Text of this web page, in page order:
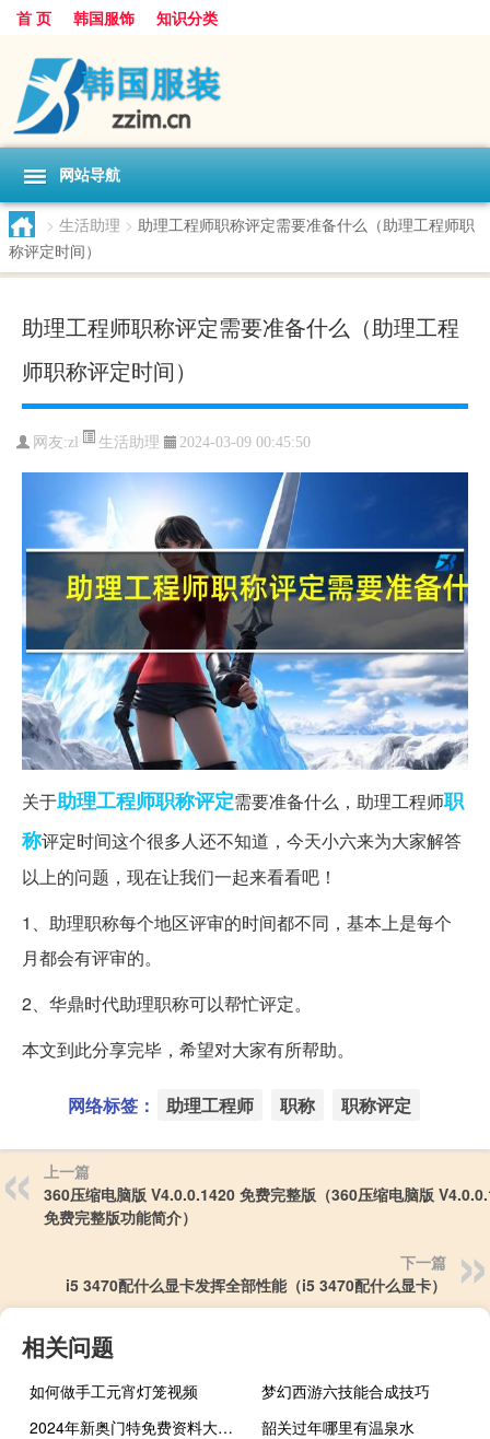
首 页 韩国服饰 知识分类
网站导航
> 生活助理 > 助理工程师职称评定需要准备什么（助理工程师职
称评定时间）
助理工程师职称评定需要准备什么（助理工程
师职称评定时间）
网友:zl 生活助理 2024-03-09 00:45:50
关于助理工程师职称评定需要准备什么，助理工程师职
称评定时间这个很多人还不知道，今天小六来为大家解答
以上的问题，现在让我们一起来看看吧！
1、助理职称每个地区评审的时间都不同，基本上是每个
月都会有评审的。
2、华鼎时代助理职称可以帮忙评定。
本文到此分享完毕，希望对大家有所帮助。
网络标签： 助理工程师 职称 职称评定
上一篇
360压缩电脑版 V4.0.0.1420 免费完整版（360压缩电脑版
免费完整版功能简介）
下一篇
i5 3470配什么显卡发挥全部性能（i5 3470配什么显卡）
相关问题
如何做手工元宵灯笼视频
梦幻西游六技能合成技巧
2024年新奥门特免费资料大全_智能AI深度解析_AI助手版g12.64.952
韶关过年哪里有温泉水